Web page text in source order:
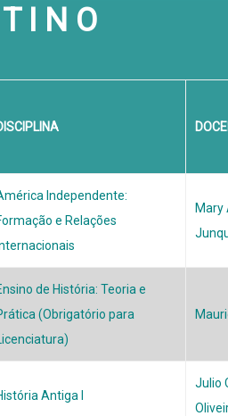
I N O
Independente:
e Relações
Mary
de História: Teoria e
(Obrigatório para
Antiga I
Julio